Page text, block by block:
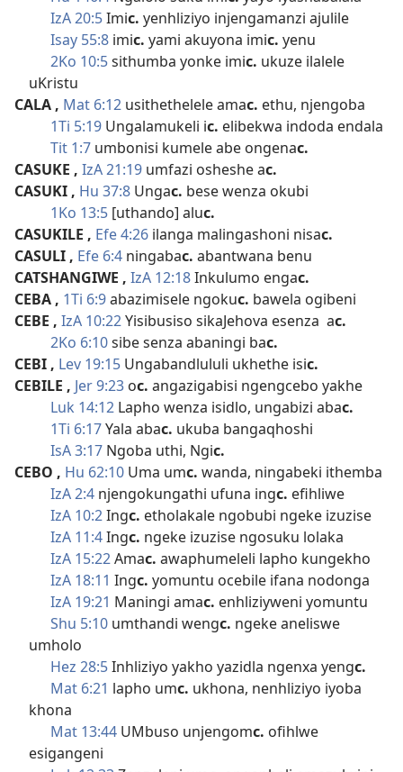
IzA 20:5Imic. yenhliziyo injengamanzi ajulile
Isay 55:8 imic. yami akuyona imic. yenu
2Ko 10:5sithumba yonke imic. ukuze ilalele
uKristu
CALA , Mat 6:12 usithethelele amac. ethu, njengoba
1Ti 5:19 Ungalamukeli ic. elibekwa indoda endala
Tit 1:7 umbonisi kumele abe ongenac.
CASUKE , IzA 21:19 umfazi osheshe ac.
CASUKI , Hu 37:8 Ungac. bese wenza okubi
1Ko 13:5 [uthando] aluc.
CASUKILE , Efe 4:26 ilanga malingashoni nisac.
CASULI , Efe 6:4 ningabac. abantwana benu
CATSHANGIWE , IzA 12:18Inkulumo engac.
CEBA , 1Ti 6:9abazimisele ngokuc. bawela ogibeni
CEBE , IzA 10:22Yisibusiso sikaJehova esenza ac.
2Ko 6:10sibe senza abaningi bac.
CEBI , Lev 19:15 Ungabandlululi ukhethe isic.
CEBILE , Jer 9:23 oc. angazigabisi ngengcebo yakhe
Luk 14:12 Lapho wenza isidlo, ungabizi abac.
1Ti 6:17Yala abac. ukuba bangaqhoshi
IsA 3:17 Ngoba uthi, Ngic.
CEBO , Hu 62:10 Uma umc. wanda, ningabeki ithemba
IzA 2:4 njengokungathi ufuna ingc. efihliwe
IzA 10:2Ingc. etholakale ngobubi ngeke izuzise
IzA 11:4Ingc. ngeke izuzise ngosuku lolaka
IzA 15:22Amac. awaphumeleli lapho kungekho
IzA 18:11 Ingc. yomuntu ocebile ifana nodonga
IzA 19:21 Maningi amac. enhliziyweni yomuntu
Shu 5:10 umthandi wengc. ngeke aneliswe
umholo
Hez 28:5Inhliziyo yakho yazidla ngenxa yengc.
Mat 6:21 lapho umc. ukhona, nenhliziyo iyoba
khona
Mat 13:44 UMbuso unjengomc. ofihlwe
esigangeni